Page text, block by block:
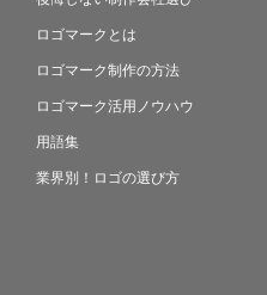
ロゴマークとは
ロゴマーク制作の方法
ロゴマーク活用ノウハウ
用語集
業界別！ロゴの選び方